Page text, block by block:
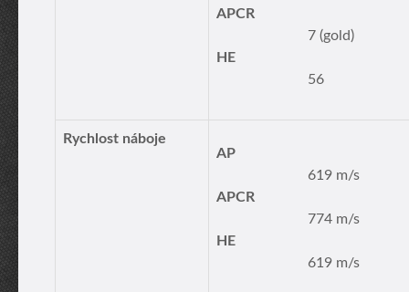
APCR
7 (gold)
HE
56
Rychlost náboje
AP
619 m/s
APCR
774 m/s
HE
619 m/s